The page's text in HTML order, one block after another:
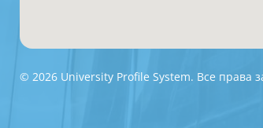
© 2026 University Profile System. Все права